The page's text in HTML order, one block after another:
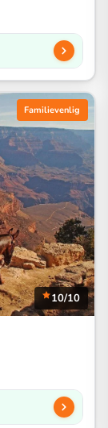
Familievenlig
10/10